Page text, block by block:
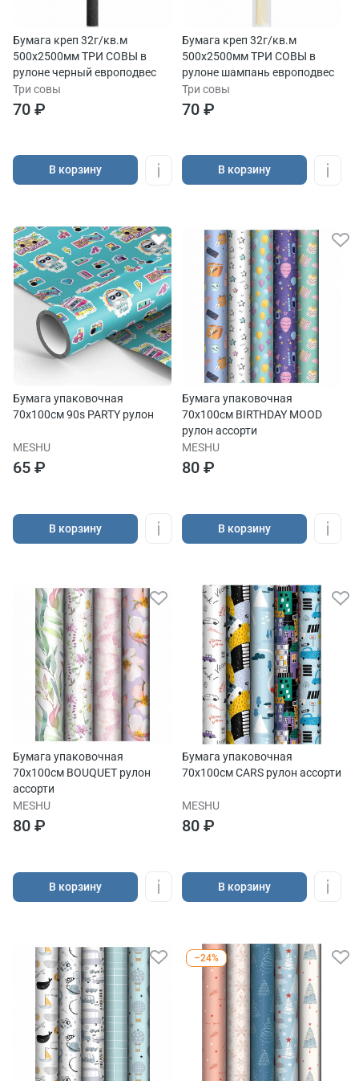
Бумага креп 32г/кв.м
500х2500мм ТРИ СОВЫ в
рулоне черный европодвес
Три совы
70 ₽
В корзину
Бумага креп 32г/кв.м
500х2500мм ТРИ СОВЫ в
рулоне шампань европодвес
Три совы
70 ₽
В корзину
Бумага упаковочная
70х100см 90s PARTY рулон
MESHU
65 ₽
В корзину
Бумага упаковочная
70х100см BIRTHDAY MOOD
рулон ассорти
MESHU
80 ₽
В корзину
Бумага упаковочная
70х100см BOUQUET рулон
ассорти
MESHU
80 ₽
В корзину
Бумага упаковочная
70х100см CARS рулон ассорти
MESHU
80 ₽
В корзину
–24%